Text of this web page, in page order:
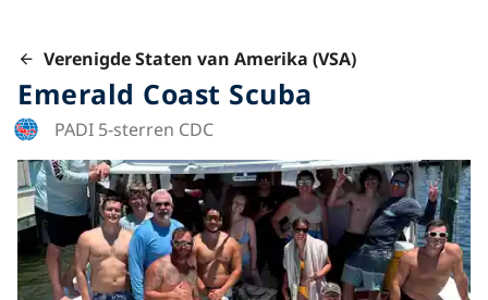
Verenigde Staten van Amerika (VSA)
Emerald Coast Scuba
PADI 5-sterren CDC